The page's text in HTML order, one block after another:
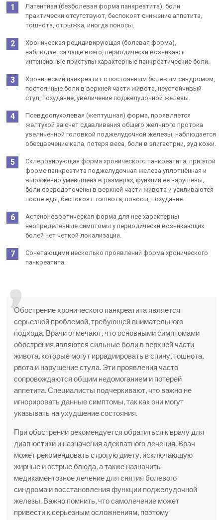
Латентная (безболевая форма панкреатита). боли
практически отсутствуют, беспокоят снижение аппетита,
тошнота, отрыжка, иногда поносы.
Хроническая рецидивирующая (болевая форма),
наблюдается чаще всего, периодически возникают
интенсивные приступы характерные панкреатические боли.
Хронический панкреатит с постоянным болевым синдромом,
постоянные боли в верхней части живота, неустойчивый
стул, похудание, увеличение поджелудочной железы.
Псевдоопухолевая (желтушная) форма, проявляется
желтухой за счет сдавливания общего желчного протока
увеличенной головкой поджелудочной железы, наблюдается
обесцвечение кала, потеря веса, боли в эпигастрии, зуд кожи.
Склерозирующая форма хронического панкреатита. при этой
форме панкреатита поджелудочная железа уплотнённая и
выраженно уменьшена в размерах, функции ее нарушены,
боли сосредоточены в верхней части живота и усиливаются
после еды, беспокоят тошнота, поносы, похудание.
Астеноневротическая форма для нее характерны
неопределённые симптомы у периодически возникающих
болей нет четкой локализации.
Сочетающими несколько проявлений форма хронического
панкреатита.
Обострение хронического панкреатита является
серьезной проблемой, требующей внимательного
подхода. Врачи отмечают, что основными симптомами
обострения являются сильные боли в верхней части
живота, которые могут иррадиировать в спину, тошнота,
рвота и нарушение стула. Эти проявления часто
сопровождаются общим недомоганием и потерей
аппетита. Специалисты подчеркивают, что важно не
игнорировать данные симптомы, так как они могут
указывать на ухудшение состояния.
При обострении рекомендуется обратиться к врачу для
диагностики и назначения адекватного лечения. Врач
может рекомендовать строгую диету, исключающую
жирные и острые блюда, а также назначить
медикаментозное лечение для снятия болевого
синдрома и восстановления функции поджелудочной
железы. Важно помнить, что самолечение может
привести к серьезным осложнениям, поэтому